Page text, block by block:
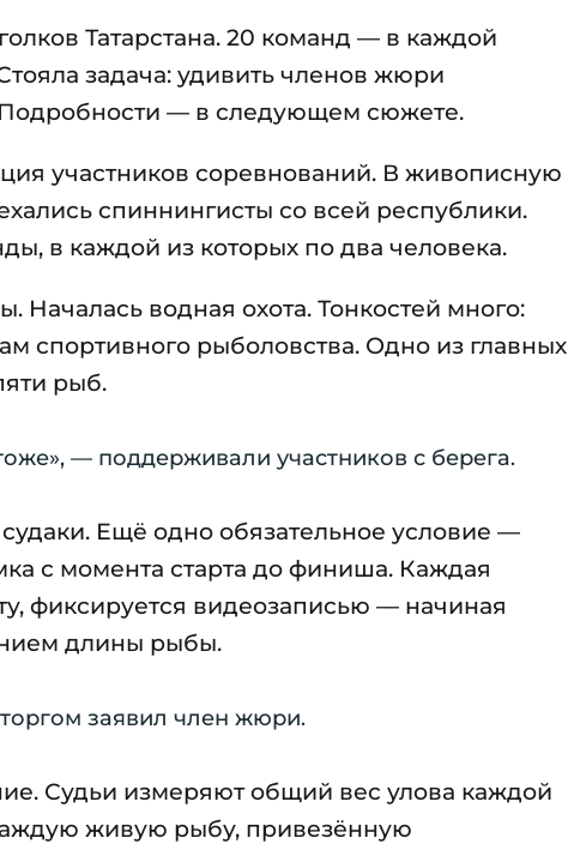
Татарстана. 20 команд — в каждой
задача: удивить членов жюри
Подробности — в следующем сюжете.
участников соревнований. В живописную
спиннингисты со всей республики.
в каждой из которых по два человека.
Началась водная охота. Тонкостей много:
спортивного рыболовства. Одно из главных
рыб.
— поддерживали участников с берега.
Ещё одно обязательное условие —
с момента старта до финиша. Каждая
фиксируется видеозаписью — начиная
длины рыбы.
заявил член жюри.
Судьи измеряют общий вес улова каждой
живую рыбу, привезённую